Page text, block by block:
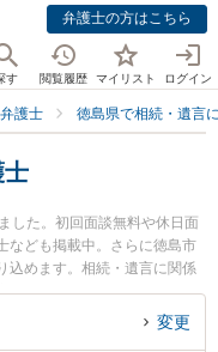
弁護士の方はこちら
す 閲覧履歴 マイリスト ログイン
護士 徳島県で相続・遺言
士
した。初回面談無料や休日面
なども掲載中。さらに徳島市
込めます。相続・遺言に関係
分割等の細かな分野での絞り
智之弁護士やパシィフィコ法
変更